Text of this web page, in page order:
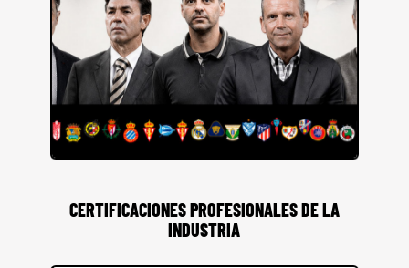
• Gestión, comunicación y organización
• Dirección de equipos
CERTIFICACIONES PROFESIONALES DE LA
INDUSTRIA